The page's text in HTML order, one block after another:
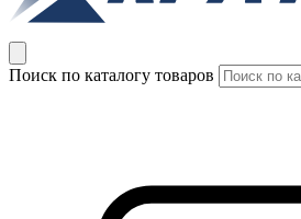
Поиск по каталогу товаров